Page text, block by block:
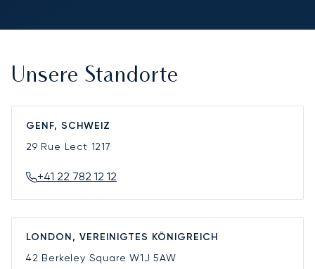
Unsere Standorte
GENF, SCHWEIZ
29 Rue Lect 1217
+41 22 782 12 12
LONDON, VEREINIGTES KÖNIGREICH
42 Berkeley SquareW1J 5AW